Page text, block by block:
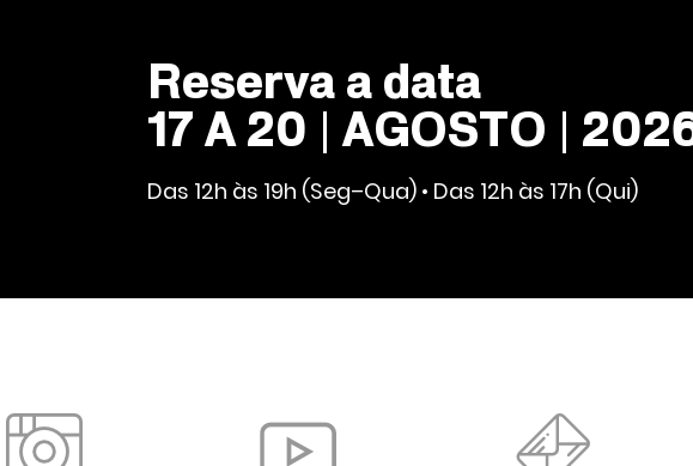
Reserva a data
17 A 20 | AGOSTO |
Das 12h às 19h (Seg–Qua) • Das 12h às 17h (Qui)